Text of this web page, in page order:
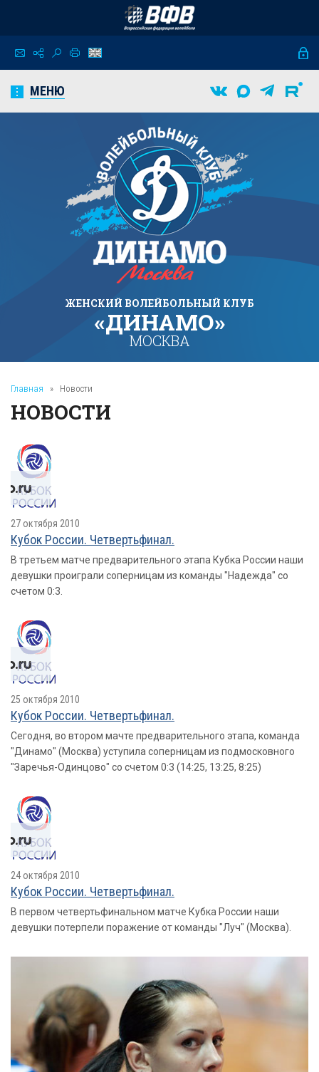
МЕНЮ
ЖЕНСКИЙ ВОЛЕЙБОЛЬНЫЙ КЛУБ
«ДИНАМО»
МОСКВА
Главная » Новости
НОВОСТИ
27 октября 2010
Кубок России. Четвертьфинал.
В третьем матче предварительного этапа Кубка России наши
девушки проиграли соперницам из команды "Надежда" со
счетом 0:3.
25 октября 2010
Кубок России. Четвертьфинал.
Сегодня, во втором мачте предварительного этапа, команда
"Динамо" (Москва) уступила соперницам из подмосковного
"Заречья-Одинцово" со счетом 0:3 (14:25, 13:25, 8:25)
24 октября 2010
Кубок России. Четвертьфинал.
В первом четвертьфинальном матче Кубка России наши
девушки потерпели поражение от команды "Луч" (Москва).